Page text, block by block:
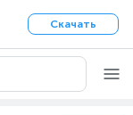
Скачать